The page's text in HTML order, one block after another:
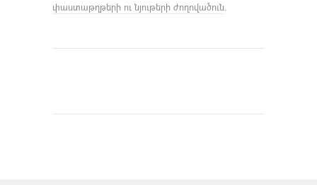
փաստաթղթերի ու նյութերի ժողովածուն.